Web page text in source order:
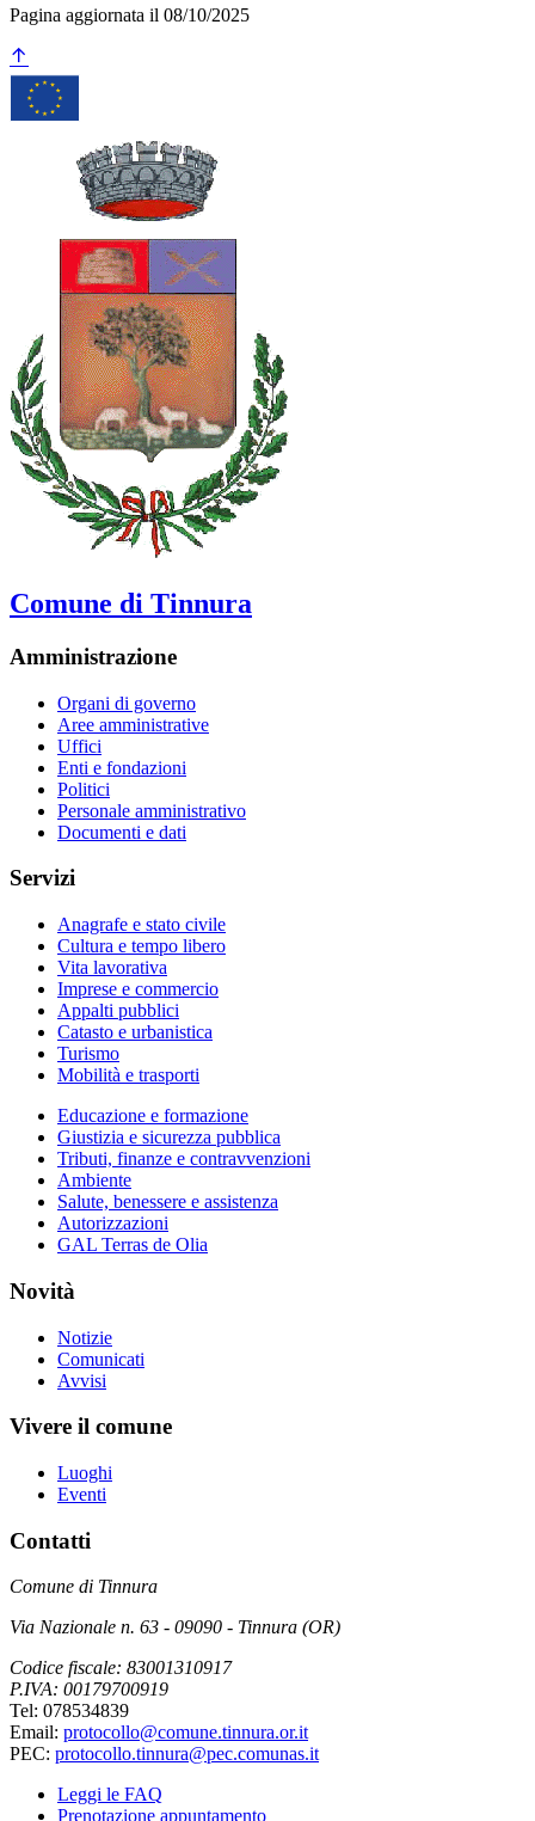
Pagina aggiornata il 08/10/2025
Comune di Tinnura
Amministrazione
Organi di governo
Aree amministrative
Uffici
Enti e fondazioni
Politici
Personale amministrativo
Documenti e dati
Servizi
Anagrafe e stato civile
Cultura e tempo libero
Vita lavorativa
Imprese e commercio
Appalti pubblici
Catasto e urbanistica
Turismo
Mobilità e trasporti
Educazione e formazione
Giustizia e sicurezza pubblica
Tributi, finanze e contravvenzioni
Ambiente
Salute, benessere e assistenza
Autorizzazioni
GAL Terras de Olia
Novità
Notizie
Comunicati
Avvisi
Vivere il comune
Luoghi
Eventi
Contatti
Comune di Tinnura
Via Nazionale n. 63 - 09090 - Tinnura (OR)
Codice fiscale: 83001310917
P.IVA: 00179700919
Tel: 078534839
Email: protocollo@comune.tinnura.or.it
PEC: protocollo.tinnura@pec.comunas.it
Leggi le FAQ
Prenotazione appuntamento